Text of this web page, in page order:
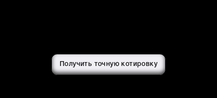
Получить точную котировку